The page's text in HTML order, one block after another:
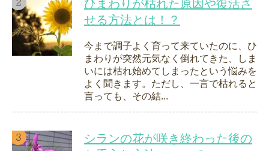
ひまわりが枯れた原因や復活さ
せる方法とは！？
今まで調子よく育って来ていたのに、ひ
まわりが突然元気なく倒れてきた、しま
いには枯れ始めてしまったという悩みを
よく聞きます。ただし、一言で枯れると
言っても、その結...
シランの花が咲き終わった後の